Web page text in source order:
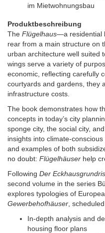
im Mietwohnungsbau
Produktbeschreibung
The Flügelhaus—a residential
rear from a main structure on
urban architecture well suited
wings serve a variety of
economic, reflecting carefully
courtyards and gardens, they
infrastructure costs.
The book demonstrates how
concepts in today’s city
sponge city, the social city,
insights into climate-
and examples of both
no doubt: Flügelhäuser help
Following Der
second volume in the series
explores typologies of
Gewerbehofhäuser ,
In-depth analysis and
housing floor plans